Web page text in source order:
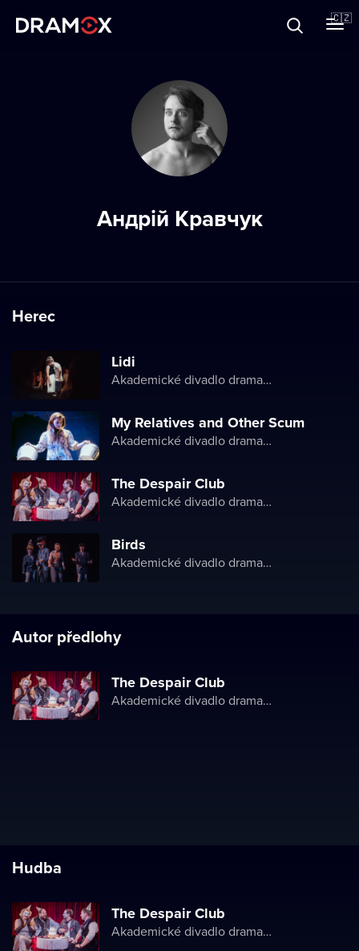
🇨🇿
Андрій Кравчук
Herec
Lidi
Akademické divadlo dramatu Lesji Ukrajinky
My Relatives and Other Scum
Akademické divadlo dramatu Lesji Ukrajinky
The Despair Club
Akademické divadlo dramatu Lesji Ukrajinky
Birds
Akademické divadlo dramatu Lesji Ukrajinky
Autor předlohy
The Despair Club
Akademické divadlo dramatu Lesji Ukrajinky
Hudba
The Despair Club
Akademické divadlo dramatu Lesji Ukrajinky